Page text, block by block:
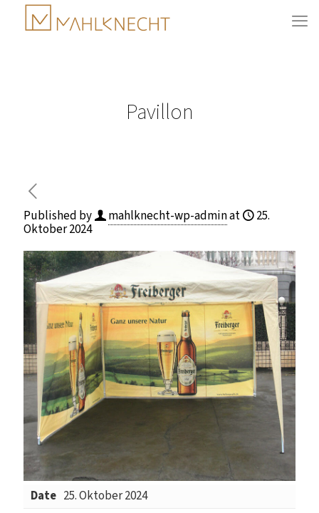
Pavillon
Published by mahlknecht-wp-adminat 25.
Oktober 2024
Date 25. Oktober 2024